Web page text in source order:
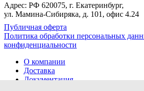
Адрес: РФ 620075, г. Екатеринбург,
ул. Мамина-Сибиряка, д. 101, офис 4.24
Публичная оферта
Политика обработки персональных
конфиденциальности
О компании
Доставка
Документация